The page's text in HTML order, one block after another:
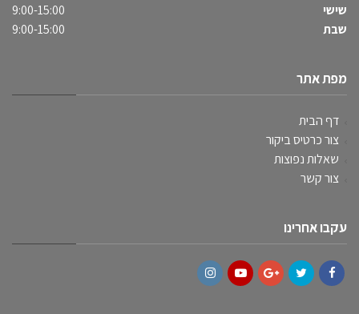
שישי
9:00-15:00
שבת
9:00-15:00
מפת אתר
דף הבית
צור כרטיס ביקור
שאלות נפוצות
צור קשר
עקבו אחרינו